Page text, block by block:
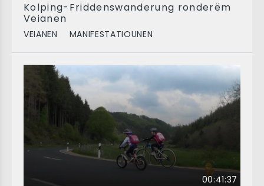
Kolping-Friddenswanderung ronderëm
Veianen
VEIANEN MANIFESTATIOUNEN
00:41:37